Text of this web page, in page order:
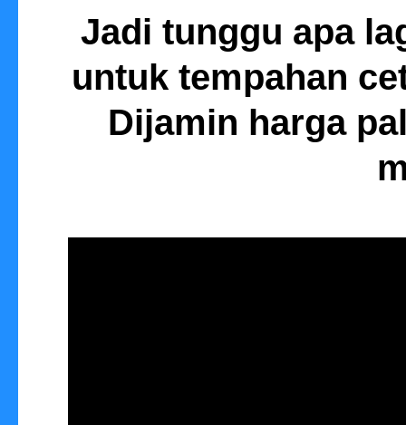
Jadi tunggu apa
untuk tempahan
Dijamin harga